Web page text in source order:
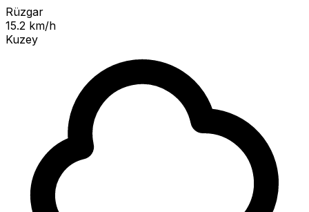
Rüzgar
15.2 km/h
Kuzey